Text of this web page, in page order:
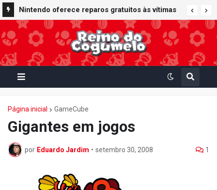
Nintendo oferece reparos gratuitos às vítimas
do terremoto de Kumamoto e doa 50 milhões
de ienes à Cruz Vermelha
Página inicial GameCube
Gigantes em jogos
por Eduardo Jardim • setembro 30, 2008 1